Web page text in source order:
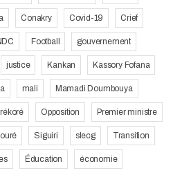
Conakry Covid-19 Crief
Football gouvernement
justice Kankan Kassory Fofana
mali Mamadi Doumbouya
Opposition Premier ministre
Siguiri slecg Transition
Éducation économie